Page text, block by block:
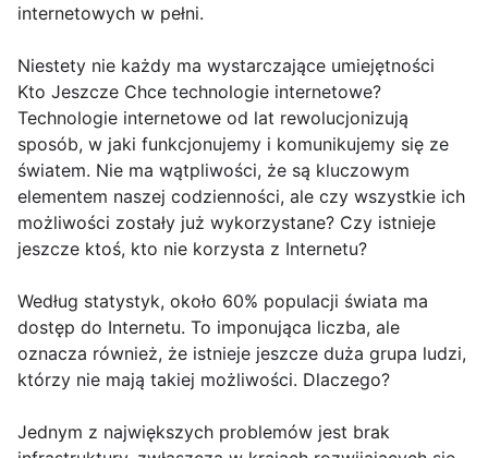
internetowych w pełni.
Niestety nie każdy ma wystarczające umiejętności
Kto Jeszcze Chce technologie internetowe?
Technologie internetowe od lat rewolucjonizują
sposób, w jaki funkcjonujemy i komunikujemy się ze
światem. Nie ma wątpliwości, że są kluczowym
elementem naszej codzienności, ale czy wszystkie ich
możliwości zostały już wykorzystane? Czy istnieje
jeszcze ktoś, kto nie korzysta z Internetu?
Według statystyk, około 60% populacji świata ma
dostęp do Internetu. To imponująca liczba, ale
oznacza również, że istnieje jeszcze duża grupa ludzi,
którzy nie mają takiej możliwości. Dlaczego?
Jednym z największych problemów jest brak